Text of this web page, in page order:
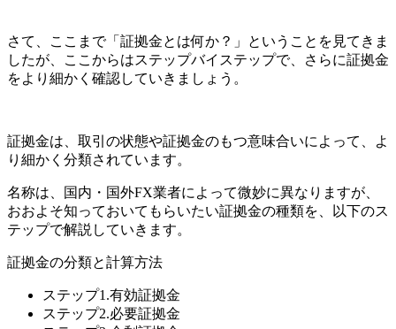
さて、ここまで「証拠金とは何か？」ということを見てきま
したが、ここからはステップバイステップで、さらに証拠金
をより細かく確認していきましょう。
証拠金は、取引の状態や証拠金のもつ意味合いによって、よ
り細かく分類されています。
名称は、国内・国外FX業者によって微妙に異なりますが、
おおよそ知っておいてもらいたい証拠金の種類を、以下のス
テップで解説していきます。
証拠金の分類と計算方法
ステップ1.有効証拠金
ステップ2.必要証拠金